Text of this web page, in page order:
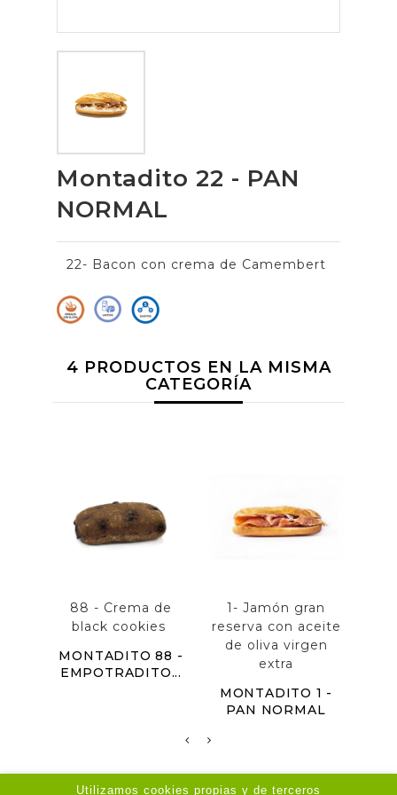
Montadito 22 - PAN
NORMAL
22- Bacon con crema de Camembert
4 PRODUCTOS EN LA MISMA
CATEGORÍA
88 - Crema de
black cookies
MONTADITO 88 -
EMPOTRADITO...
1- Jamón gran
reserva con aceite
de oliva virgen
extra
MONTADITO 1 -
PAN NORMAL
Utilizamos cookies propias y de terceros